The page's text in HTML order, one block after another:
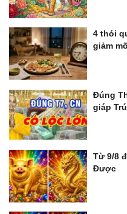
4 thói
giảm
Đúng
giáp
Từ 9/8
Được